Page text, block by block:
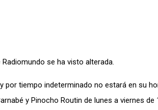
se ha visto alterada.
por tiempo indeterminado no estará en su
y Pinocho Routin de lunes a viernes de